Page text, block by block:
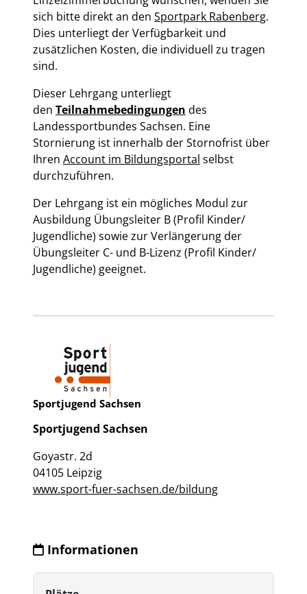
sich bitte direkt an den Sportpark Rabenberg.
Dies unterliegt der Verfügbarkeit und
zusätzlichen Kosten, die individuell zu tragen
sind.
Dieser Lehrgang unterliegt
den Teilnahmebedingungen des
Landessportbundes Sachsen. Eine
Stornierung ist innerhalb der Stornofrist über
Ihren Account im Bildungsportal selbst
durchzuführen.
Der Lehrgang ist ein mögliches Modul zur
Ausbildung Übungsleiter B (Profil Kinder/
Jugendliche) sowie zur Verlängerung der
Übungsleiter C- und B-Lizenz (Profil Kinder/
Jugendliche) geeignet.
Sportjugend Sachsen
Sportjugend Sachsen
Goyastr. 2d
04105 Leipzig
www.sport-fuer-sachsen.de/bildung
Informationen